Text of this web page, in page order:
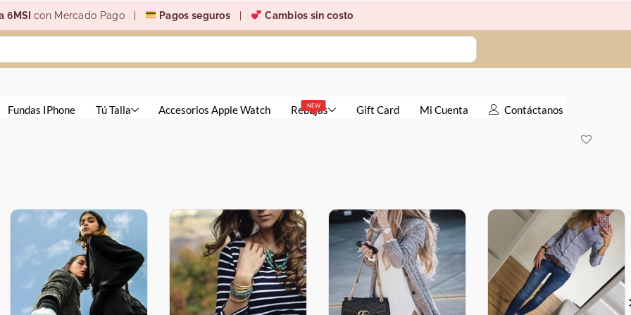
6MSIcon Mercado Pago | Pagos seguros Cambios sin costo
Fundas IPhone Tú Talla Accesorios Apple Watch NEW
Rebajas Gift Card Mi Cuenta Contáctanos